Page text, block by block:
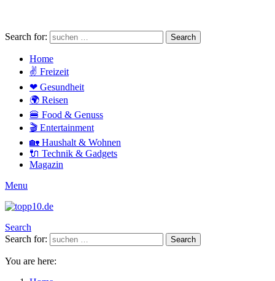
Search for: Search
Home
✌ Freizeit
❤ Gesundheit
🌍 Reisen
🍔 Food & Genuss
🎬 Entertainment
🏡 Haushalt & Wohnen
🔌 Technik & Gadgets
Magazin
Menu
Search
Search for:
Search
You are here: